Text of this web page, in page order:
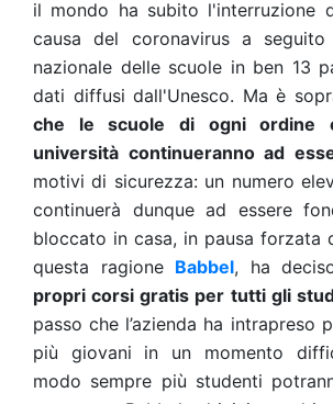
il mondo ha subito l'interruzione
causa del coronavirus a seguito
nazionale delle scuole in ben 13
dati diffusi dall'Unesco. Ma è
che le scuole di ogni ordine
università continueranno ad
motivi di sicurezza: un numero
continuerà dunque ad essere
bloccato in casa, in pausa forzata
questa ragione Babbel, ha
propri corsi gratis per tutti gli
passo che l’azienda ha intrapreso
più giovani in un momento
modo sempre più studenti